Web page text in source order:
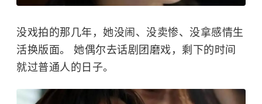
没戏拍的那几年，她没闹、没卖惨、没拿感情生
活换版面。 她偶尔去话剧团磨戏，剩下的时间
就过普通人的日子。